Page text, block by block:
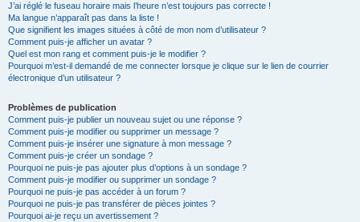
J’ai réglé le fuseau horaire mais l’heure n’est toujours pas correcte !
Ma langue n’apparaît pas dans la liste !
Que signifient les images situées à côté de mon nom d’utilisateur ?
Comment puis-je afficher un avatar ?
Quel est mon rang et comment puis-je le modifier ?
Pourquoi m’est-il demandé de me connecter lorsque je clique sur le lien de courrier
électronique d’un utilisateur ?
Problèmes de publication
Comment puis-je publier un nouveau sujet ou une réponse ?
Comment puis-je modifier ou supprimer un message ?
Comment puis-je insérer une signature à mon message ?
Comment puis-je créer un sondage ?
Pourquoi ne puis-je pas ajouter plus d’options à un sondage ?
Comment puis-je modifier ou supprimer un sondage ?
Pourquoi ne puis-je pas accéder à un forum ?
Pourquoi ne puis-je pas transférer de pièces jointes ?
Pourquoi ai-je reçu un avertissement ?